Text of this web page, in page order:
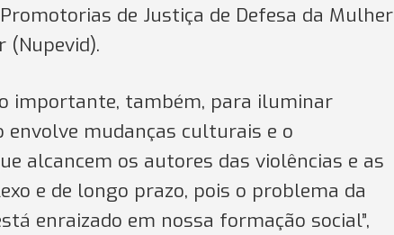
de Justiça de Defesa da Mulher
(Nupevid).
importante, também, para iluminar
envolve mudanças culturais e o
alcancem os autores das violências e as
e de longo prazo, pois o problema da
enraizado em nossa formação social”,